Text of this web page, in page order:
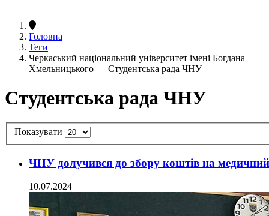
Головна
Теги
Черкаський національний університет імені Богдана
Хмельницького — Студентська рада ЧНУ
Студентська рада ЧНУ
Показувати
ЧНУ долучився до збору коштів на медичний
10.07.2024